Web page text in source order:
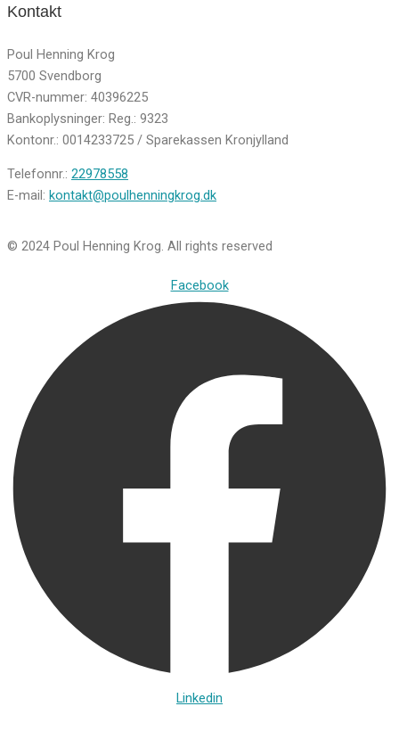
Kontakt
Poul Henning Krog
5700 Svendborg
CVR-nummer: 40396225
Bankoplysninger: Reg.: 9323
Kontonr.: 0014233725 / Sparekassen Kronjylland
Telefonnr.: 22978558
E-mail: kontakt@poulhenningkrog.dk
© 2024 Poul Henning Krog. All rights reserved
Facebook
Linkedin